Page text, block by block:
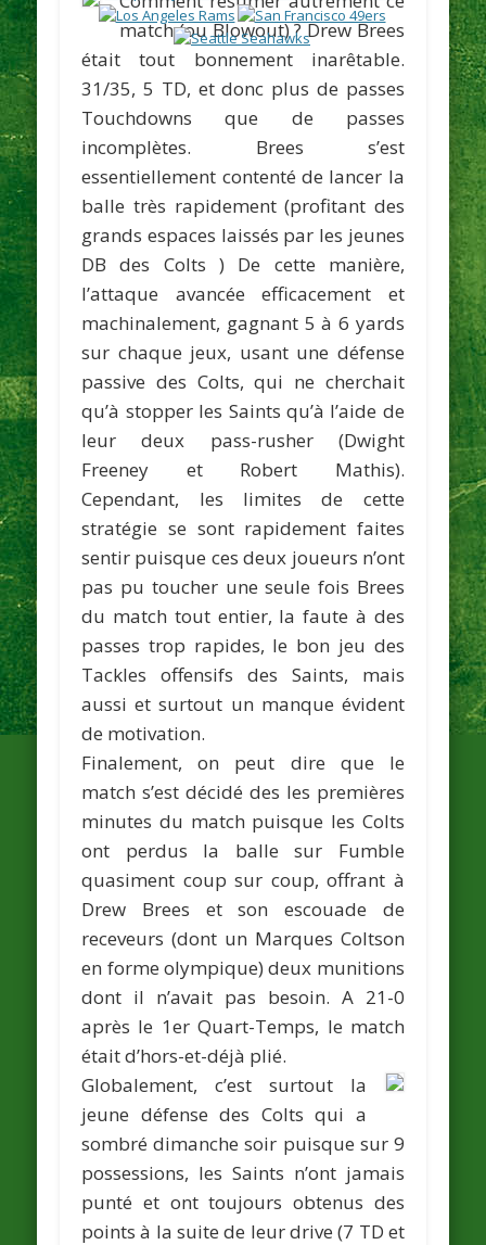
match (ou Blowout) ?Drew Brees
était tout bonnement inarêtable.
31/35, 5 TD, et donc plus de passes
Touchdowns que de passes
incomplètes. Brees s’est
essentiellement contenté de lancer la
balle très rapidement (profitant des
grands espaces laissés par les jeunes
DB des Colts ) De cette manière,
l’attaque avancée efficacement et
machinalement, gagnant 5 à 6 yards
sur chaque jeux, usant une défense
passive des Colts, qui ne cherchait
qu’à stopper les Saints qu’à l’aide de
leur deux pass-rusher (Dwight
Freeney et Robert Mathis).
Cependant, les limites de cette
stratégie se sont rapidement faites
sentir puisque ces deux joueurs n’ont
pas pu toucher une seule fois Brees
du match tout entier, la faute à des
passes trop rapides, le bon jeu des
Tackles offensifs des Saints, mais
aussi et surtout un manque évident
de motivation.
Finalement, on peut dire que le
match s’est décidé des les premières
minutes du match puisque les Colts
ont perdus la balle sur Fumble
quasiment coup sur coup, offrant à
Drew Brees et son escouade de
receveurs (dont un Marques Coltson
en forme olympique) deux munitions
dont il n’avait pas besoin. A 21-0
après le 1er Quart-Temps, le match
était d’hors-et-déjà plié.
Globalement, c’est surtout la
jeune défense des Colts qui a
sombré dimanche soir puisque sur 9
possessions, les Saints n’ont jamais
punté et ont toujours obtenus des
points à la suite de leur drive (7 TD et